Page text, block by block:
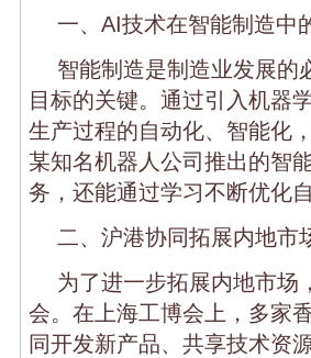
一、AI技术在智能制造中
智能制造是制造业发展的
目标的关键。通过引入机器
生产过程的自动化、智能化
某知名机器人公司推出的智
务，还能通过学习不断优化
二、沪港协同拓展内地市
为了进一步拓展内地市场
会。在上海工博会上，多家
同开发新产品、共享技术资